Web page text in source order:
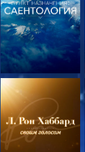
СМОТРЕТЬ
ПЕРЕДАЧИ